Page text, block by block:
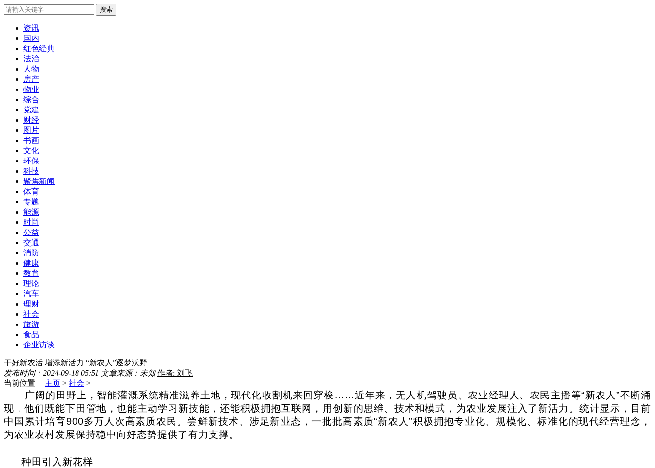
搜索
资讯
国内
红色经典
法治
人物
房产
物业
综合
党建
财经
图片
书画
文化
环保
科技
聚焦新闻
体育
专题
能源
时尚
公益
交通
消防
健康
教育
理论
汽车
理财
社会
旅游
食品
企业访谈
干好新农活 增添新活力 “新农人”逐梦沃野
发布时间：2024-09-18 05:51 文章来源：未知 作者: 刘飞
当前位置： 主页 > 社会 >
广阔的田野上，智能灌溉系统精准滋养土地，现代化收割机来回穿梭……近年来，无人机驾驶员、农业经理人、农民主播等“新农人”不断涌
现，他们既能下田管地，也能主动学习新技能，还能积极拥抱互联网，用创新的思维、技术和模式，为农业发展注入了新活力。统计显示，目前
中国累计培育900多万人次高素质农民。尝鲜新技术、涉足新业态，一批批高素质“新农人”积极拥抱专业化、规模化、标准化的现代经营理念，
为农业农村发展保持稳中向好态势提供了有力支撑。
种田引入新花样